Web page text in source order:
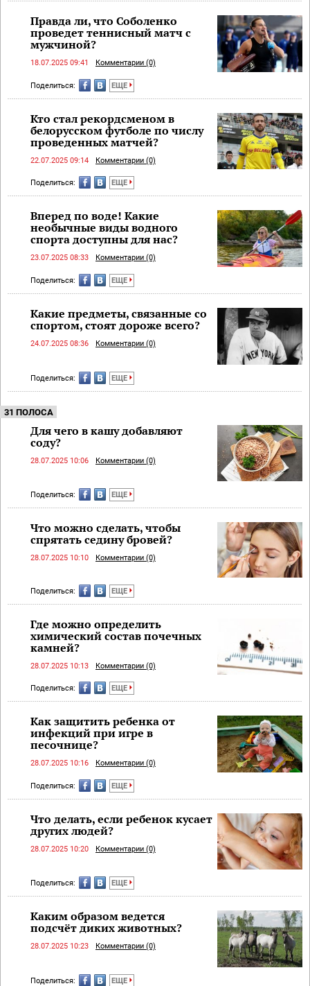
Правда ли, что Соболенко
проведет теннисный матч с
мужчиной?
18.07.2025 09:41 Комментарии (0)
Поделиться: ЕЩЕ
Кто стал рекордсменом в
белорусском футболе по числу
проведенных матчей?
22.07.2025 09:14 Комментарии (0)
Поделиться: ЕЩЕ
Вперед по воде! Какие
необычные виды водного
спорта доступны для нас?
23.07.2025 08:33 Комментарии (0)
Поделиться: ЕЩЕ
Какие предметы, связанные со
спортом, стоят дороже всего?
24.07.2025 08:36 Комментарии (0)
Поделиться: ЕЩЕ
31 ПОЛОСА
Для чего в кашу добавляют
соду?
28.07.2025 10:06 Комментарии (0)
Поделиться: ЕЩЕ
Что можно сделать, чтобы
спрятать седину бровей?
28.07.2025 10:10 Комментарии (0)
Поделиться: ЕЩЕ
Где можно определить
химический состав почечных
камней?
28.07.2025 10:13 Комментарии (0)
Поделиться: ЕЩЕ
Как защитить ребенка от
инфекций при игре в
песочнице?
28.07.2025 10:16 Комментарии (0)
Поделиться: ЕЩЕ
Что делать, если ребенок кусает
других людей?
28.07.2025 10:20 Комментарии (0)
Поделиться: ЕЩЕ
Каким образом ведется
подсчёт диких животных?
28.07.2025 10:23 Комментарии (0)
Поделиться: ЕЩЕ